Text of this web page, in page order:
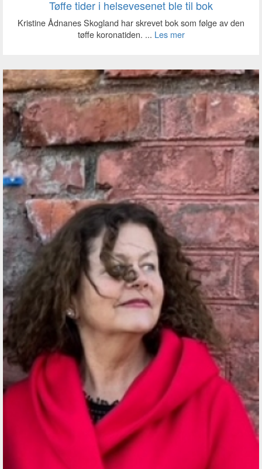
Tøffe tider i helsevesenet ble til bok
Kristine Ådnanes Skogland har skrevet bok som følge av den
tøffe koronatiden. ... Les mer